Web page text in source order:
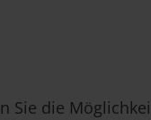
Sie die